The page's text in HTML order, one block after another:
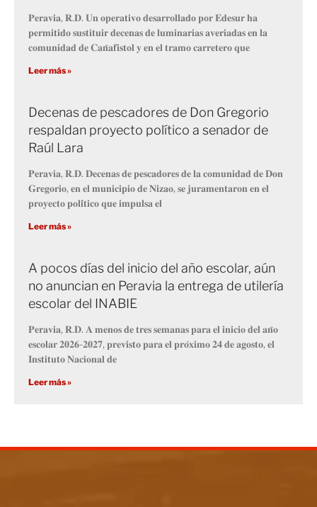
𝐏𝐞𝐫𝐚𝐯𝐢𝐚, 𝐑.𝐃. 𝐔𝐧 𝐨𝐩𝐞𝐫𝐚𝐭𝐢𝐯𝐨 𝐝𝐞𝐬𝐚𝐫𝐫𝐨𝐥𝐥𝐚𝐝𝐨 𝐩𝐨𝐫 𝐄𝐝𝐞𝐬𝐮𝐫 𝐡𝐚
𝐩𝐞𝐫𝐦𝐢𝐭𝐢𝐝𝐨 𝐬𝐮𝐬𝐭𝐢𝐭𝐮𝐢𝐫 𝐝𝐞𝐜𝐞𝐧𝐚𝐬 𝐝𝐞 𝐥𝐮𝐦𝐢𝐧𝐚𝐫𝐢𝐚𝐬 𝐚𝐯𝐞𝐫𝐢𝐚𝐝𝐚𝐬 𝐞𝐧 𝐥𝐚
𝐜𝐨𝐦𝐮𝐧𝐢𝐝𝐚𝐝 𝐝𝐞 𝐂𝐚𝐧̃𝐚𝐟𝐢𝐬𝐭𝐨𝐥 𝐲 𝐞𝐧 𝐞𝐥 𝐭𝐫𝐚𝐦𝐨 𝐜𝐚𝐫𝐫𝐞𝐭𝐞𝐫𝐨 𝐪𝐮𝐞
Leer más »
Decenas de pescadores de Don Gregorio
respaldan proyecto político a senador de
Raúl Lara
𝐏𝐞𝐫𝐚𝐯𝐢𝐚, 𝐑.𝐃. 𝐃𝐞𝐜𝐞𝐧𝐚𝐬 𝐝𝐞 𝐩𝐞𝐬𝐜𝐚𝐝𝐨𝐫𝐞𝐬 𝐝𝐞 𝐥𝐚 𝐜𝐨𝐦𝐮𝐧𝐢𝐝𝐚𝐝 𝐝𝐞 𝐃𝐨𝐧
𝐆𝐫𝐞𝐠𝐨𝐫𝐢𝐨, 𝐞𝐧 𝐞𝐥 𝐦𝐮𝐧𝐢𝐜𝐢𝐩𝐢𝐨 𝐝𝐞 𝐍𝐢𝐳𝐚𝐨, 𝐬𝐞 𝐣𝐮𝐫𝐚𝐦𝐞𝐧𝐭𝐚𝐫𝐨𝐧 𝐞𝐧 𝐞𝐥
𝐩𝐫𝐨𝐲𝐞𝐜𝐭𝐨 𝐩𝐨𝐥𝐢́𝐭𝐢𝐜𝐨 𝐪𝐮𝐞 𝐢𝐦𝐩𝐮𝐥𝐬𝐚 𝐞𝐥
Leer más »
A pocos días del inicio del año escolar, aún
no anuncian en Peravia la entrega de utilería
escolar del INABIE
𝐏𝐞𝐫𝐚𝐯𝐢𝐚, 𝐑.𝐃. 𝐀 𝐦𝐞𝐧𝐨𝐬 𝐝𝐞 𝐭𝐫𝐞𝐬 𝐬𝐞𝐦𝐚𝐧𝐚𝐬 𝐩𝐚𝐫𝐚 𝐞𝐥 𝐢𝐧𝐢𝐜𝐢𝐨 𝐝𝐞𝐥 𝐚𝐧̃𝐨
𝐞𝐬𝐜𝐨𝐥𝐚𝐫 𝟐𝟎𝟐𝟔-𝟐𝟎𝟐𝟕, 𝐩𝐫𝐞𝐯𝐢𝐬𝐭𝐨 𝐩𝐚𝐫𝐚 𝐞𝐥 𝐩𝐫𝐨́𝐱𝐢𝐦𝐨 𝟐𝟒 𝐝𝐞 𝐚𝐠𝐨𝐬𝐭𝐨, 𝐞𝐥
𝐈𝐧𝐬𝐭𝐢𝐭𝐮𝐭𝐨 𝐍𝐚𝐜𝐢𝐨𝐧𝐚𝐥 𝐝𝐞
Leer más »